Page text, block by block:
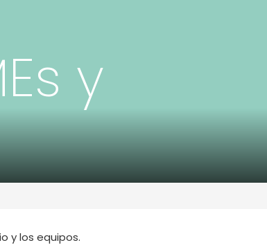
Français
English
Russia
y
y los equipos.